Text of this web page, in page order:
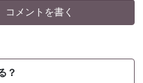
コメントを書く
？